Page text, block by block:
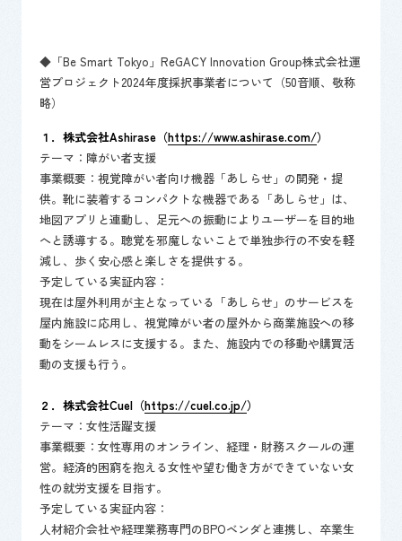
◆「Be Smart Tokyo」ReGACY Innovation Group株式会社運
営プロジェクト2024年度採択事業者について（50音順、敬称
略）
１．株式会社Ashirase（https://www.ashirase.com/）
テーマ：障がい者支援
​事業概要：視覚障がい者向け機器「あしらせ」の開発・提
供。靴に装着するコンパクトな機器である「あしらせ」は、
地図アプリと連動し、足元への振動によりユーザーを目的地
へと誘導する。聴覚を邪魔しないことで単独歩行の不安を軽
減し、歩く安心感と楽しさを提供する。
​予定している実証内容：
現在は屋外利用が主となっている「あしらせ」のサービスを
屋内施設に応用し、視覚障がい者の屋外から商業施設への移
動をシームレスに支援する。また、施設内での移動や購買活
動の支援も行う。
２．​株式会社Cuel（https://cuel.co.jp/）
​テーマ：女性活躍支援
事業概要：女性専用のオンライン、経理・財務スクールの運
営。経済的困窮を抱える女性や望む働き方ができていない女
性の就労支援を目指す。
​予定している実証内容：
人材紹介会社や経理業務専門のBPOベンダと連携し、卒業生